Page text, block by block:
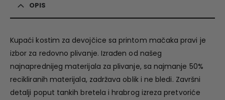
OPIS
Kupaći kostim za devojčice sa printom mačaka pravi je
izbor za redovno plivanje. Izrađen od našeg
najnaprednijeg materijala za plivanje, sa najmanje 50%
recikliranih materijala, zadržava oblik i ne bledi. Završni
detalji poput tankih bretela i hrabrog izreza pretvoriće